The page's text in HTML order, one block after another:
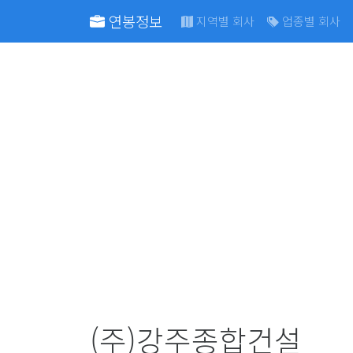
연봉정보 지역별 회사 업종별 회사
(주)강주종합건설